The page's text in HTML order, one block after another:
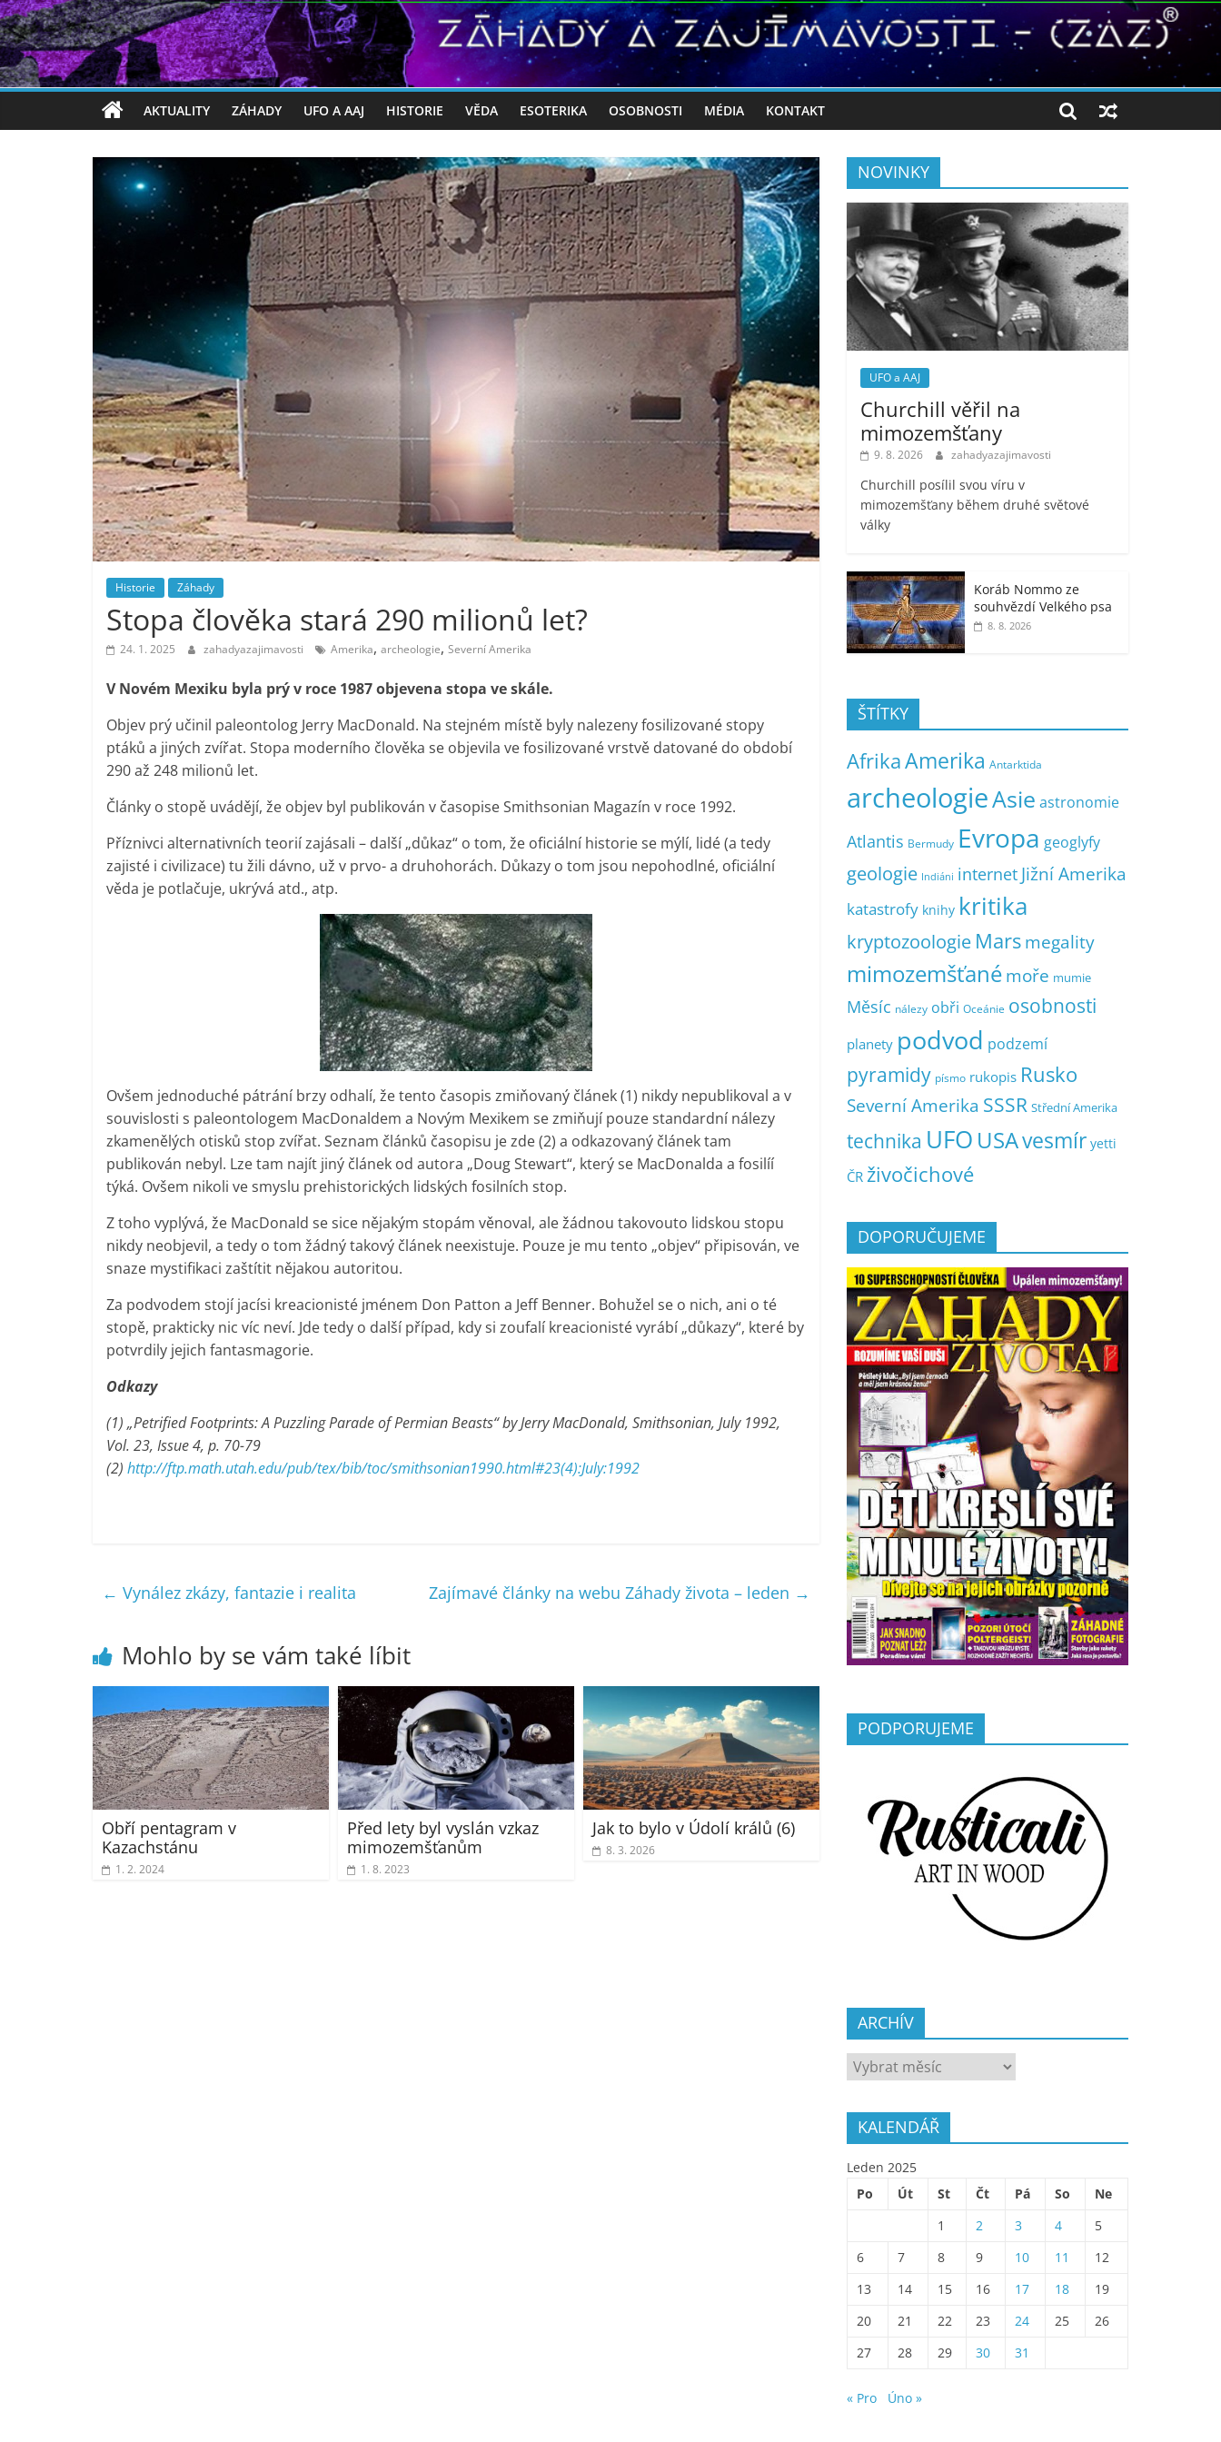
AKTUALITY ZÁHADY UFO A AAJ HISTORIE VĚDA ESOTERIKA OSOBNOSTI MÉDIA KONTAKT
Historie Záhady
Stopa člověka stará 290 milionů let?
24. 1. 2025 zahadyazajimavosti Amerika, archeologie, Severní Amerika
V Novém Mexiku byla prý v roce 1987 objevena stopa ve skále.
Objev prý učinil paleontolog Jerry MacDonald. Na stejném místě byly nalezeny fosilizované stopy
ptáků a jiných zvířat. Stopa moderního člověka se objevila ve fosilizované vrstvě datované do období
290 až 248 milionů let.
Články o stopě uvádějí, že objev byl publikován v časopise Smithsonian Magazín v roce 1992.
Příznivci alternativních teorií zajásali – další „důkaz“ o tom, že oficiální historie se mýlí, lidé (a tedy
zajisté i civilizace) tu žili dávno, už v prvo- a druhohorách. Důkazy o tom jsou nepohodlné, oficiální
věda je potlačuje, ukrývá atd., atp.
Ovšem jednoduché pátrání brzy odhalí, že tento časopis zmiňovaný článek (1) nikdy nepublikoval a v
souvislosti s paleontologem MacDonaldem a Novým Mexikem se zmiňují pouze standardní nálezy
zkamenělých otisků stop zvířat. Seznam článků časopisu je zde (2) a odkazovaný článek tam
publikován nebyl. Lze tam najít jiný článek od autora „Doug Stewart“, který se MacDonalda a fosilíí
týká. Ovšem nikoli ve smyslu prehistorických lidských fosilních stop.
Z toho vyplývá, že MacDonald se sice nějakým stopám věnoval, ale žádnou takovouto lidskou stopu
nikdy neobjevil, a tedy o tom žádný takový článek neexistuje. Pouze je mu tento „objev“ připisován, ve
snaze mystifikaci zaštítit nějakou autoritou.
Za podvodem stojí jacísi kreacionisté jménem Don Patton a Jeff Benner. Bohužel se o nich, ani o té
stopě, prakticky nic víc neví. Jde tedy o další případ, kdy si zoufalí kreacionisté vyrábí „důkazy“, které by
potvrdily jejich fantasmagorie.
Odkazy
(1) „Petrified Footprints: A Puzzling Parade of Permian Beasts“ by Jerry MacDonald, Smithsonian, July 1992,
Vol. 23, Issue 4, p. 70-79
(2) http://ftp.math.utah.edu/pub/tex/bib/toc/smithsonian1990.html#23(4):July:1992
← Vynález zkázy, fantazie i realita Zajímavé články na webu Záhady života – leden →
Mohlo by se vám také líbit
Obří pentagram v
Kazachstánu
1. 2. 2024
Před lety byl vyslán vzkaz
mimozemšťanům
1. 8. 2023
Jak to bylo v Údolí králů (6)
8. 3. 2026
NOVINKY
UFO a AAJ
Churchill věřil na
mimozemšťany
9. 8. 2026 zahadyazajimavosti
Churchill posílil svou víru v
mimozemšťany během druhé světové
války
Koráb Nommo ze
souhvězdí Velkého psa
8. 8. 2026
ŠTÍTKY
AfrikaAmerika Antarktida
archeologieAsie astronomie
Atlantis Bermudy Evropa geoglyfy
geologie Indiáni internet Jižní Amerika
katastrofy knihy kritika
kryptozoologie Marsmegality
mimozemšťanémoře mumie
Měsíc nálezy obři Oceánie osobnosti
planety podvod podzemí
pyramidy písmo rukopis Rusko
Severní Amerika SSSR Střední Amerika
technika UFO USAvesmír yetti
ČR živočichové
DOPORUČUJEME
PODPORUJEME
ARCHÍV
ARCHÍV
KALENDÁŘ
Leden 2025
Po
Út St Čt Pá So
Ne
1
2 3 4
5
6
7 8 9 10 11
12
13
14 15 16 17 18
19
20
21 22 23 24 25
26
27
28 29 30 31
« Pro Úno »